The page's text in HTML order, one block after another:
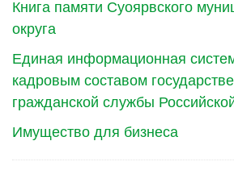
Книга памяти Суоярвского
округа
Единая информационная
кадровым составом
гражданской службы
Имущество для бизнеса